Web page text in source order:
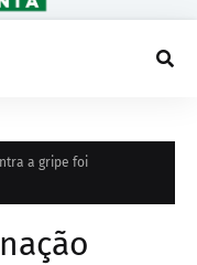
a gripe foi